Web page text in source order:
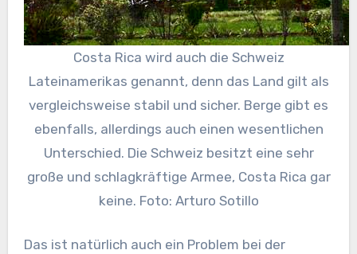
Costa Rica wird auch die Schweiz
Lateinamerikas genannt, denn das Land gilt als
vergleichsweise stabil und sicher. Berge gibt es
ebenfalls, allerdings auch einen wesentlichen
Unterschied. Die Schweiz besitzt eine sehr
große und schlagkräftige Armee, Costa Rica gar
keine. Foto: Arturo Sotillo
Das ist natürlich auch ein Problem bei der